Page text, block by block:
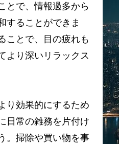
とで、情報過多から
することができま
ことで、目の疲れも
より深いリラックス
り効果的にするため
日常の雑務を片付け
。掃除や買い物を事